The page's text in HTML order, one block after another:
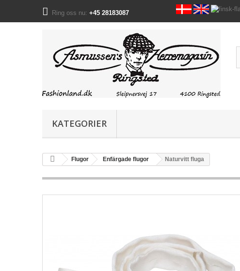
Ring oss nu: +45 28183087
KATEGORIER
Flugor Enfärgade flugor Naturvitt fluga